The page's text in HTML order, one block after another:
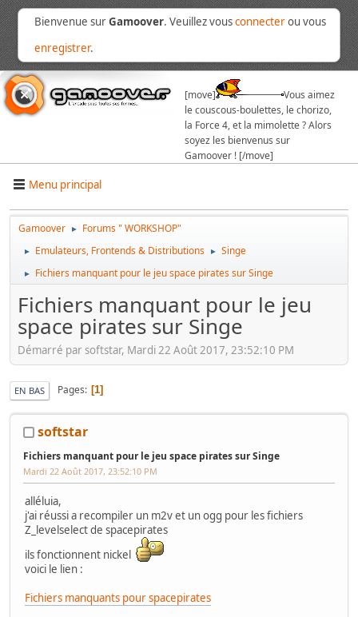
Bienvenue surGamoover. Veuillez vousconnecterou vous
enregistrer.
[move]
Vous aimez
le couscous-boulettes, le chorizo,
la Force 4, et la mimolette ? Alors
soyez les bienvenus sur
Gamoover ! [/move]
Menu principal
Gamoover ► Forums " WORKSHOP"
► Emulateurs, Frontends & Distributions ► Singe
► Fichiers manquant pour le jeu space pirates sur Singe
Fichiers manquant pour le jeu
space pirates sur Singe
Démarré par softstar, Mardi 22 Août 2017, 23:52:10 PM
EN BAS Pages 1
softstar
Fichiers manquant pour le jeu space pirates sur Singe
Mardi 22 Août 2017, 23:52:10 PM
alléluia,
j'ai réussi a recompiler un m2v et un ogg pour les fichiers
Z_levelselect de spacepirates
ils fonctionnent nickel
voici le lien :
Fichiers manquants pour spacepirates